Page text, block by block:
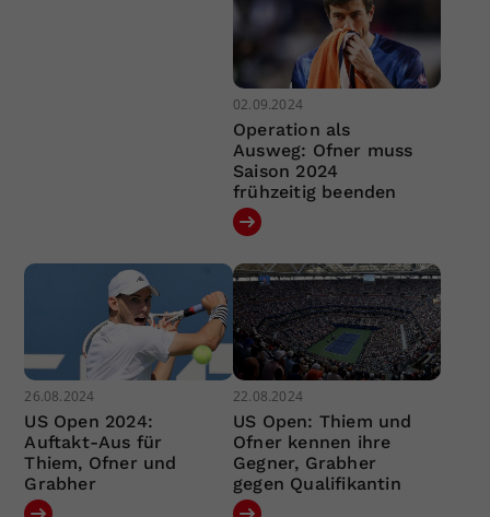
02.09.2024
Operation als
Ausweg: Ofner muss
Saison 2024
frühzeitig beenden
26.08.2024
US Open 2024:
Auftakt-Aus für
Thiem, Ofner und
Grabher
22.08.2024
US Open: Thiem und
Ofner kennen ihre
Gegner, Grabher
gegen Qualifikantin